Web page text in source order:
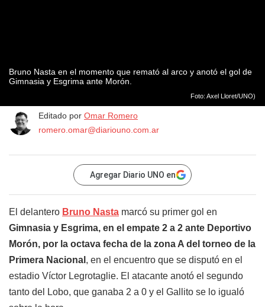
Bruno Nasta en el momento que remató al arco y anotó el gol de
Gimnasia y Esgrima ante Morón.
Foto: Axel Lloret/UNO)
Editado por Omar Romero
romero.omar@diariouno.com.ar
Agregar Diario UNO en
El delantero Bruno Nasta marcó su primer gol en
Gimnasia y Esgrima, en el empate 2 a 2 ante Deportivo
Morón, por la octava fecha de la zona A del torneo de la
Primera Nacional , en el encuentro que se disputó en el
estadio Víctor Legrotaglie. El atacante anotó el segundo
tanto del Lobo, que ganaba 2 a 0 y el Gallito se lo igualó